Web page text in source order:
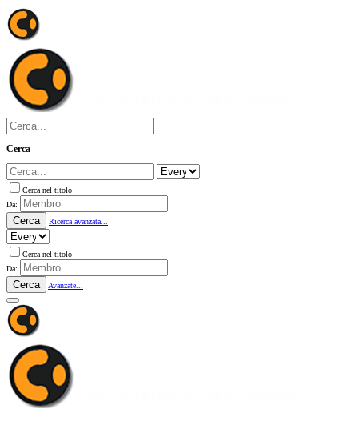
Cerca
Cerca nel titolo
Da:
Cerca Ricerca avanzata...
Cerca nel titolo
Da:
Cerca Avanzate...